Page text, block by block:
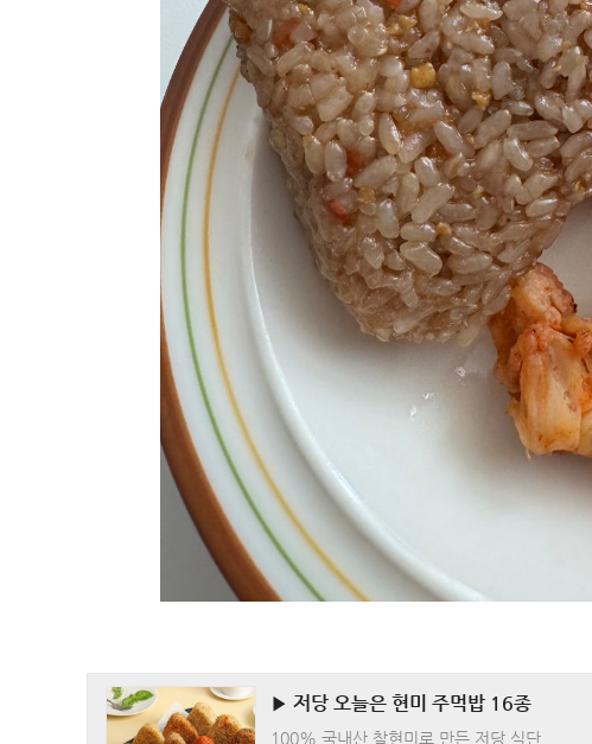
▶ 저당 오늘은 현미 주먹밥 16종
100% 국내산 찰현미로 만든 저당 식단